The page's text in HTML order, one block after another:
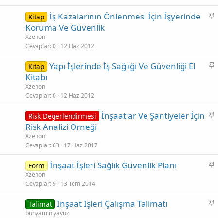
S
Kitap İş Kazalarının Önlenmesi İçin İşyerinde
Koruma Ve Güvenlik
Xzenon
Cevaplar 0 12 Haz 2012
S
Kitap Yapı İşlerinde İş Sağlığı Ve Güvenliği El
Kitabı
Xzenon
Cevaplar 0 12 Haz 2012
S
Risk Değerlendirmesi İnşaatlar Ve Şantiyeler İçin
Risk Analizi Örneği
Xzenon
Cevaplar 63 17 Haz 2017
S
t
Form İnşaat İşleri Sağlık Güvenlik Planı
Xzenon
Cevaplar 9 13 Tem 2014
S
Talimat İnşaat İşleri Çalışma Talimatı
bünyamin yavuz